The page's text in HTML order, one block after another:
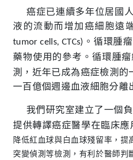
癌症已連續多年位居 國
液的流動而增加癌細胞遠
tumor cells, CTCs) 。 循環腫
藥物使用的參考。 循環腫
測，近年已成為癌症檢測的
一百億個週邊血液細胞分離
我們研究室建立了一個
提供轉譯癌症醫學在臨床
降低紅血球與白血球殘留率，
突變偵測等檢測，有利於醫師